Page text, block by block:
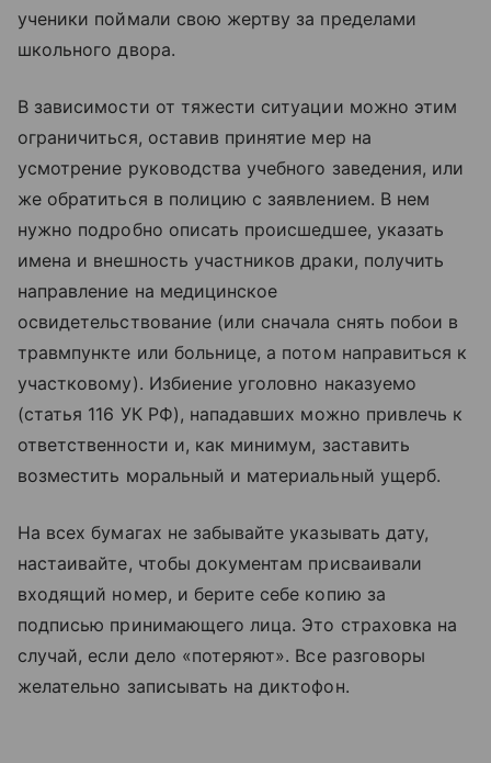
ученики поймали свою жертву за пределами
школьного двора.
В зависимости от тяжести ситуации можно этим
ограничиться, оставив принятие мер на
усмотрение руководства учебного заведения, или
же обратиться в полицию с заявлением. В нем
нужно подробно описать происшедшее, указать
имена и внешность участников драки, получить
направление на медицинское
освидетельствование (или сначала снять побои в
травмпункте или больнице, а потом направиться к
участковому). Избиение уголовно наказуемо
(статья 116 УК РФ), нападавших можно привлечь к
ответственности и, как минимум, заставить
возместить моральный и материальный ущерб.
На всех бумагах не забывайте указывать дату,
настаивайте, чтобы документам присваивали
входящий номер, и берите себе копию за
подписью принимающего лица. Это страховка на
случай, если дело «потеряют». Все разговоры
желательно записывать на диктофон.